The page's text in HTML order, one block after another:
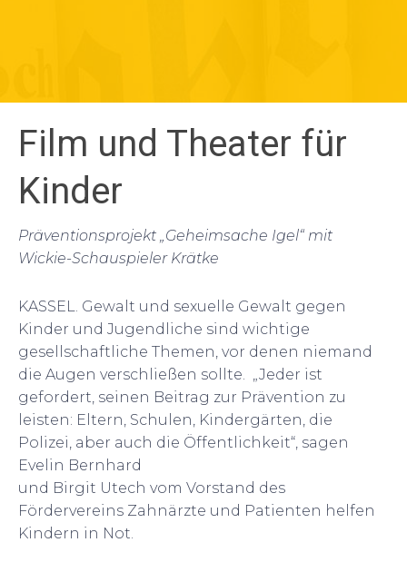
Film und Theater für
Kinder
Präventionsprojekt „Geheimsache Igel“ mit
Wickie-Schauspieler Krätke
KASSEL. Gewalt und sexuelle Gewalt gegen
Kinder und Jugendliche sind wichtige
gesellschaftliche Themen, vor denen niemand
die Augen verschließen sollte. „Jeder ist
gefordert, seinen Beitrag zur Prävention zu
leisten: Eltern, Schulen, Kindergärten, die
Polizei, aber auch die Öffentlichkeit“, sagen
Evelin Bernhard
und Birgit Utech vom Vorstand des
Fördervereins Zahnärzte und Patienten helfen
Kindern in Not.